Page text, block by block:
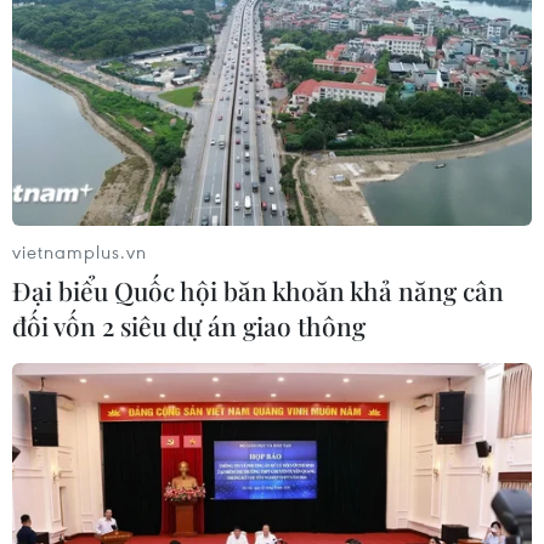
luận giải giáp vũ khí tại Gaza
04/08/2026 05:06
Iran đề xuất thành lập liên minh an
ninh giữa các nước Hồi giáo trong
khu vực
04/08/2026 03:21
trước khi mở lại Eo biển Hormuz?
03/08/2026 16:12
Iran tuyên bố chưa đạt đủ điều kiện
vietnamplus.vn
Đại biểu Quốc hội băn khoăn khả năng cân
đối vốn 2 siêu dự án giao thông